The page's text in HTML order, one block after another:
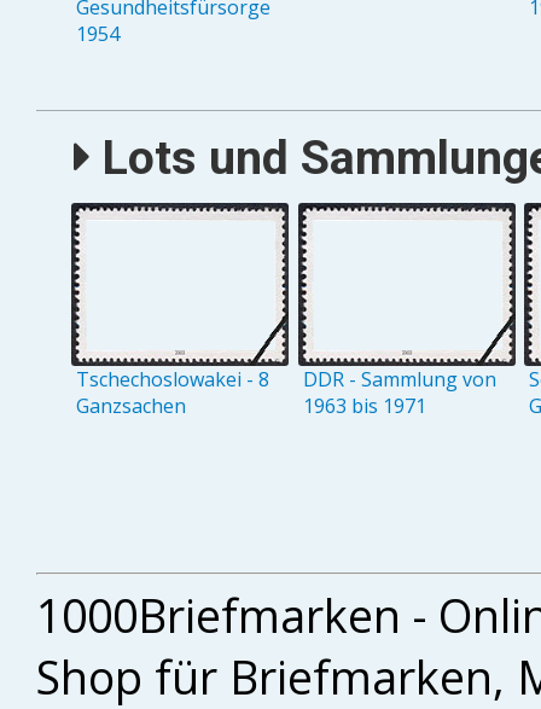
Gesundheitsfürsorge
1954
Lots und
Tschechoslowakei - 8
Ganzsachen
DDR - Sammlung von
1963 bis 1971
1000Briefmarken -
Shop für Briefmarken,